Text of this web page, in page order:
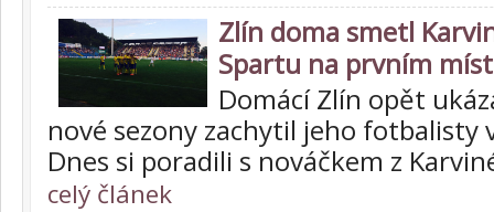
Zlín doma smetl
Spartu na prvním
Domácí Zlín opět
nové sezony zachytil jeho fotbalisty
Dnes si poradili s nováčkem z
celý článek